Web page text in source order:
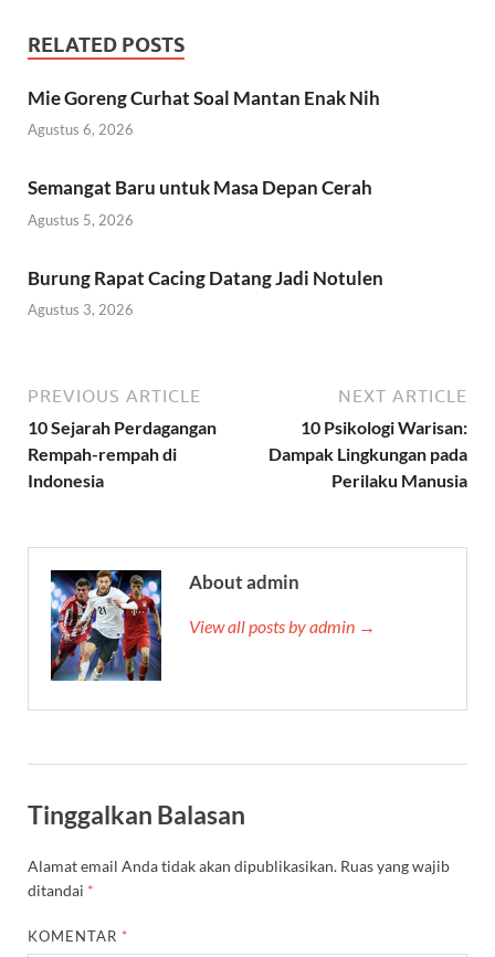
RELATED POSTS
Mie Goreng Curhat Soal Mantan Enak Nih
Agustus 6, 2026
Semangat Baru untuk Masa Depan Cerah
Agustus 5, 2026
Burung Rapat Cacing Datang Jadi Notulen
Agustus 3, 2026
PREVIOUS ARTICLE
10 Sejarah Perdagangan
Rempah-rempah di
Indonesia
NEXT ARTICLE
10 Psikologi Warisan:
Dampak Lingkungan pada
Perilaku Manusia
About admin
View all posts by admin →
Tinggalkan Balasan
Alamat email Anda tidak akan dipublikasikan. Ruas yang wajib
ditandai *
KOMENTAR *